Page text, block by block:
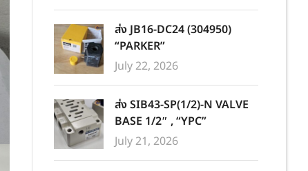
ส่ง JB16-DC24 (304950)
“PARKER”
July 22, 2026
ส่ง SIB43-SP(1/2)-N VALVE
BASE 1/2″ , “YPC”
July 21, 2026